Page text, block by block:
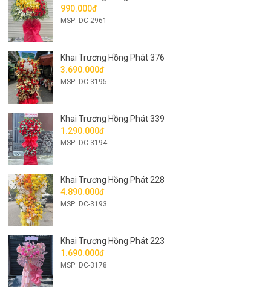
990.000đ
MSP: DC-2961
Khai Trương Hồng Phát 376
3.690.000đ
MSP: DC-3195
Khai Trương Hồng Phát 339
1.290.000đ
MSP: DC-3194
Khai Trương Hồng Phát 228
4.890.000đ
MSP: DC-3193
Khai Trương Hồng Phát 223
1.690.000đ
MSP: DC-3178